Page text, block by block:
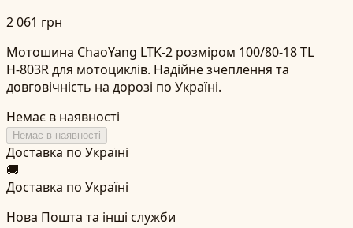
2 061 грн
Мотошина ChaoYang LTK-2 розміром 100/80-18 TL
Н-803R для мотоциклів. Надійне зчеплення та
довговічність на дорозі по Україні.
Немає в наявності
Немає в наявності
Доставка по Україні
🚚
Доставка по Україні
Нова Пошта та інші служби